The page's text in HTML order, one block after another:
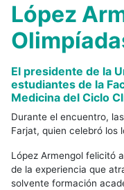
López
El presidente de la
estudiantes de la
Medicina del Ciclo
Durante el encuentro,
Farjat, quien celebró los
López Armengol felicitó
de la experiencia que
solvente formación